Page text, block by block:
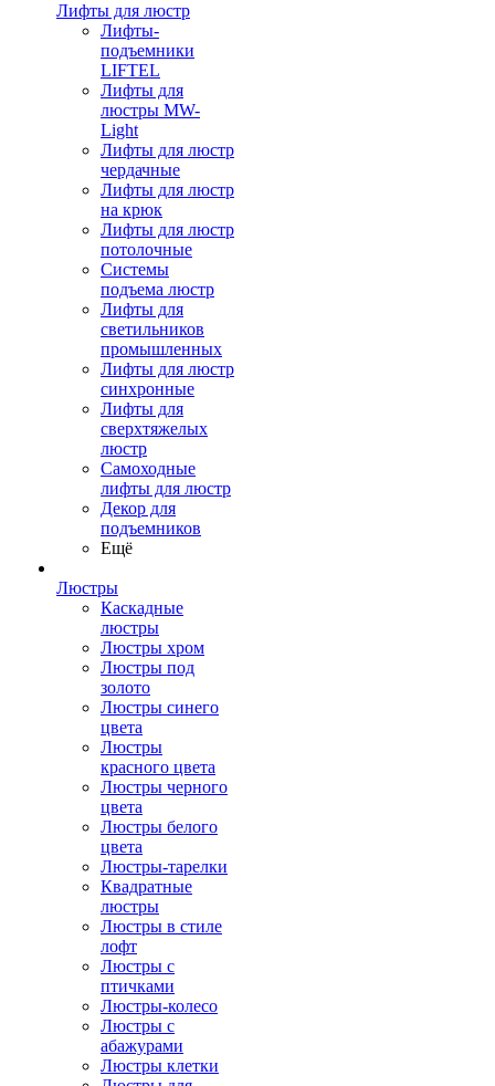
Лифты для люстр
Лифты-
подъемники
LIFTEL
Лифты для
люстры MW-
Light
Лифты для люстр
чердачные
Лифты для люстр
на крюк
Лифты для люстр
потолочные
Системы
подъема люстр
Лифты для
светильников
промышленных
Лифты для люстр
синхронные
Лифты для
сверхтяжелых
люстр
Самоходные
лифты для люстр
Декор для
подъемников
Ещё
Люстры
Каскадные
люстры
Люстры хром
Люстры под
золото
Люстры синего
цвета
Люстры
красного цвета
Люстры черного
цвета
Люстры белого
цвета
Люстры-тарелки
Квадратные
люстры
Люстры в стиле
лофт
Люстры с
птичками
Люстры-колесо
Люстры с
абажурами
Люстры клетки